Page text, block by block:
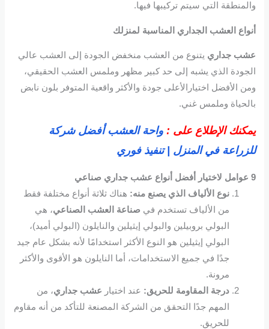
والمنطقة التي سيتم تركيبها فيها.
أنواع العشب الجداري المناسبة لمنزلك
عشب جدارييتنوع من العشب منخفض الجودة إلى العشب عالي
الجودة الذي يشبه إلى حد كبير مظهر وملمس العشب الحقيقي،
ومن الأفضل اختيارالأعلى جودة والأكثر واقعية المتوفر بلون نابض
بالحياة وملمس غني.
يمكنك الإطلاع على :واحة العشب أفضل شركة
للزراعة في المنزل | تنفيذ فوري
9 عوامل لاختيار أفضل أنواع
عشب جداري صناعي
نوع الألياف الذي يصنع منه:هناك ثلاثة أنواع مختلفة فقط
من الألياف تستخدم فيصناعة العشب الصناعي، هي
البولي بروبيلين والبولي إيثيلين والنايلون (البولي أميد)،
البولي إيثيلين هو النوع الأكثر استخدامًا لأنه بشكل عام جيد
جدًا في جميع الاستخدامات، أما النايلون هو الأقوى والأكثر
مرونة.
درجة المقاومة للحريق:عند اختيار عشب جداري، من
المهم جدًا التحقق من الشركة المصنعة للتأكد من أنه مقاوم
للحريق.